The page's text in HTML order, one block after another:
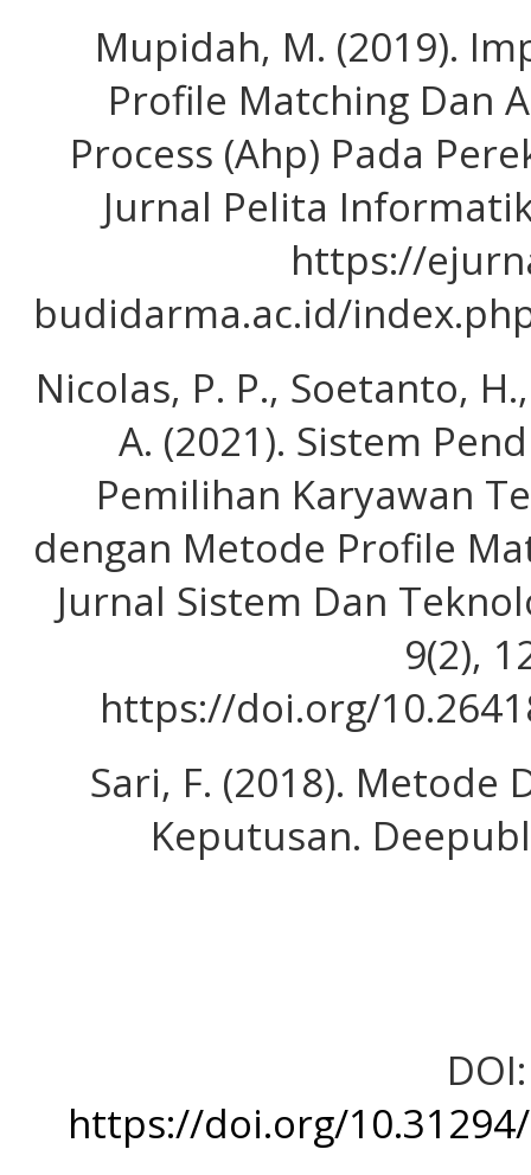
Mupidah, M. (2019).
Profile Matching Dan
Process (Ahp) Pada
Jurnal Pelita
https://
budidarma.ac.id/
Nicolas, P. P., Soetanto,
A. (2021). Sistem
Pemilihan Karyawan
dengan Metode Profile
Jurnal Sistem Dan
9(2),
https://doi.org/
Sari, F. (2018). Metode
Keputusan.
DOI:
https://doi.org/